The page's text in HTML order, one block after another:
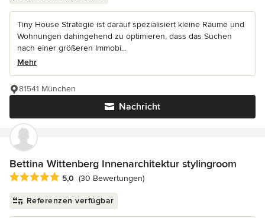
Tiny House Strategie ist darauf spezialisiert kleine Räume und
Wohnungen dahingehend zu optimieren, dass das Suchen
nach einer größeren Immobi...
Mehr
Nachricht
81541 München
Bettina Wittenberg Innenarchitektur stylingroom
Durchschnittliche Bewertung: 5 von 5 Sternen
5,0 (30 Bewertungen)
Referenzen verfügbar